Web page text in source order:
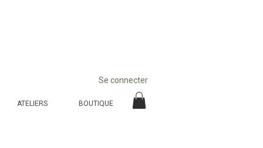
Se connecter
ATELIERS BOUTIQUE